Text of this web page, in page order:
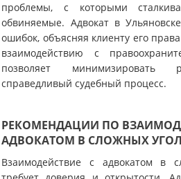
проблемы, с которыми
обвиняемые. Адвокат в
ошибок, объясняя клиенту его
взаимодействию с
позволяет
справедливый судебный процесс.
РЕКОМЕНДАЦИИ ПО
АДВОКАТОМ В СЛОЖНЫХ
Взаимодействие с адвокатом в